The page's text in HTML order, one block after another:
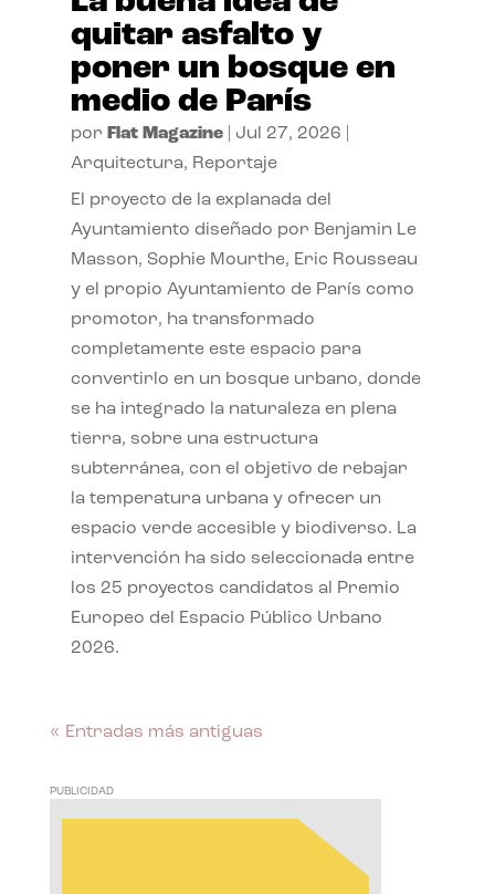
quitar asfalto y
poner un bosque en
medio de París
por Flat Magazine| Jul 27, 2026
Arquitectura, Reportaje
El proyecto de la explanada del
Ayuntamiento diseñado por Benjamin Le
Masson, Sophie Mourthe, Eric Rousseau
y el propio Ayuntamiento de París como
promotor, ha transformado
completamente este espacio para
convertirlo en un bosque urbano, donde
se ha integrado la naturaleza en plena
tierra, sobre una estructura
subterránea, con el objetivo de rebajar
la temperatura urbana y ofrecer un
espacio verde accesible y biodiverso. La
intervención ha sido seleccionada entre
los 25 proyectos candidatos al Premio
Europeo del Espacio Público Urbano
2026.
« Entradas más antiguas
PUBLICIDAD